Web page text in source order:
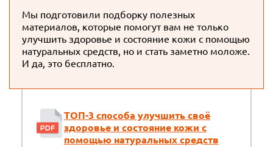
Мы подготовили подборку полезных
материалов, которые помогут вам не только
улучшить здоровье и состояние кожи с помощью
натуральных средств, но и стать заметно моложе.
И да, это бесплатно.
ТОП-3 способа улучшить своё
здоровье и состояние кожи с
помощью натуральных средств